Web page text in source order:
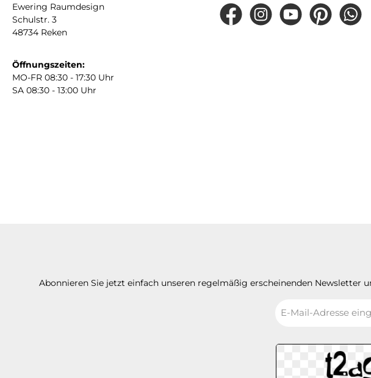
Ewering Raumdesign
Schulstr. 3
48734 Reken
Öffnungszeiten:
MO-FR 08:30 - 17:30 Uhr
SA 08:30 - 13:00 Uhr
FacebookInstagramYouTubePinterest
Abonnieren Sie jetzt einfach unseren regelmäßig erscheinenden Newsletter
Mail-
*